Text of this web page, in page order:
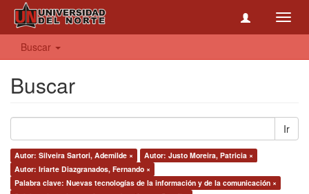
Buscar
Buscar
Ir
Autor: Silveira Sartori, Ademilde ×
Autor: Justo Moreira, Patricia ×
Autor: Iriarte Diazgranados, Fernando ×
Palabra clave: Nuevas tecnologías de la información y de la comunicación ×